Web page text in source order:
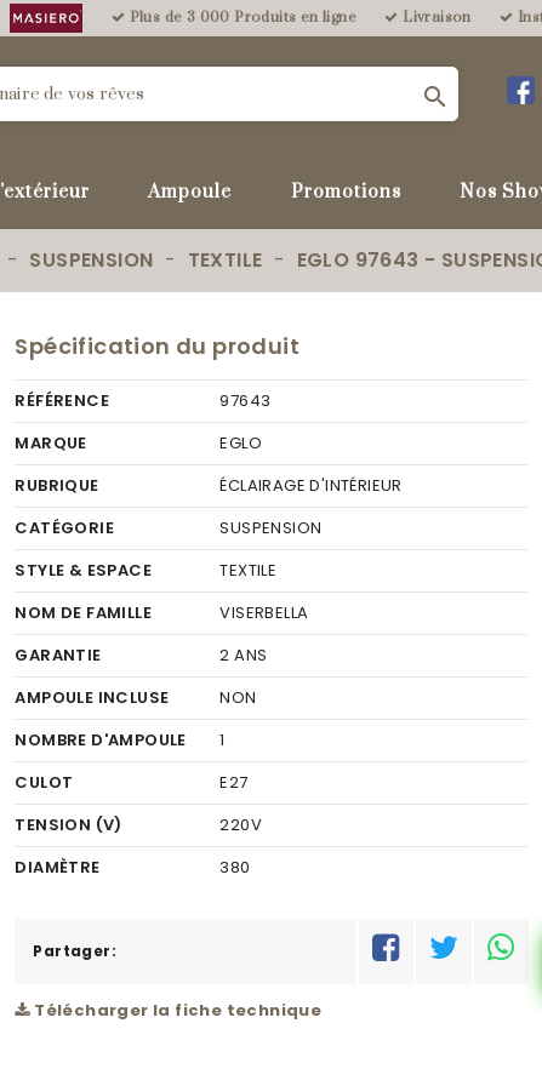
Plus de 3 000 Produits en ligne Livraison

Ampoule Promotions Nos
SUSPENSION TEXTILE EGLO 97643 -
Spécification du produit
RÉFÉRENCE
97643
MARQUE
EGLO
RUBRIQUE
ÉCLAIRAGE D'INTÉRIEUR
CATÉGORIE
SUSPENSION
STYLE & ESPACE
TEXTILE
NOM DE FAMILLE
VISERBELLA
GARANTIE
2 ANS
AMPOULE INCLUSE
NON
NOMBRE D'AMPOULE
1
CULOT
E27
TENSION (V)
220V
DIAMÈTRE
380
COULEUR FINITION
Partager:
Télécharger la fiche technique